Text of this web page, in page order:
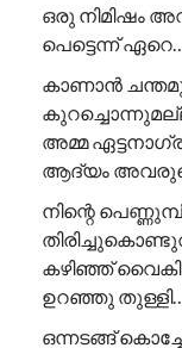
ഒരു നിമിഷം
പെട്ടെന്ന്
കാണാൻ
അമ്മ
ആദ്യം
നിന്റെ
കഴിഞ്ഞ്
ഉറഞ്ഞു
ഒന്നടങ്ങ്